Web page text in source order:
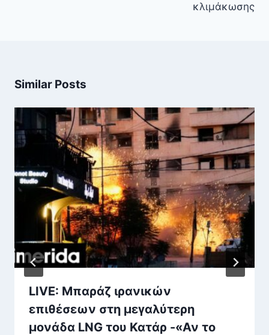
κλιμάκωσης
Similar Posts
LIVE: Μπαράζ ιρανικών
επιθέσεων στη μεγαλύτερη
μονάδα LNG του Κατάρ -«Αν το